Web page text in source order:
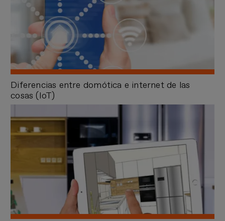
Diferencias entre domótica e internet de las
cosas (IoT)